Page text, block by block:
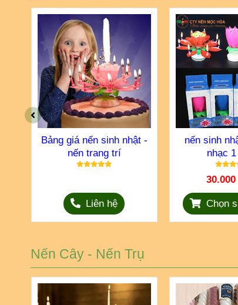
Bảng giá nến sinh nhật -
nến trang trí
Liên hệ
nến sinh
nhạc
Chọn
Nến Cây - Nến Trụ